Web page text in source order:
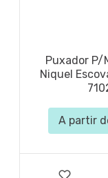
Puxador P/
Niquel
A partir